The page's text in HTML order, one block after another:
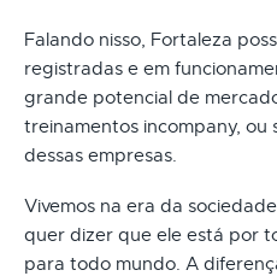
Falando nisso, Fortaleza
registradas e em
grande potencial de
treinamentos incompany, ou
dessas empresas.
Vivemos na era da
quer dizer que ele está por
para todo mundo. A